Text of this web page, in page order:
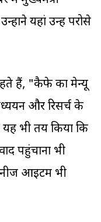
यहां उन्हें परोसे
हैं, "कैफे का मेन्यू
और रिसर्च के
यह भी तय किया कि
पहुंचाना भी
आइटम भी